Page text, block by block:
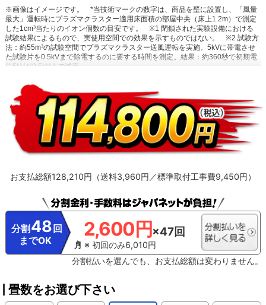
※画像はイメージです。
*当技術マークの数字は、商品を壁に設置し、「風量
最大」運転時にプラズマクラスター適用床面積の部屋中央（床上1.2m）で測定
した1cm³当たりのイオン個数の目安です。
※1 閉鎖された実験設備における
試験結果によるもので、実使用空間での効果を示すものではない。
※2 試験方
法：約55m³の試験空間でプラズマクラスター送風運転を実施。5kVに帯電させ
た試験片を0.5kVまで除電するのに要する時間を測定。結果：約360秒で初期電
位5kVが0.5kVまで減衰。
お支払総額128,210円（送料3,960円／標準取付工事費9,450円）
分割 48 回
までOK
2,600円×47回
※ 初回のみ6,010円
分割払いを選んでも、お支払総額は変わりません。
畳数をお選び下さい